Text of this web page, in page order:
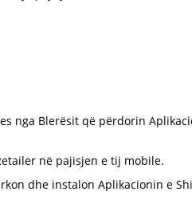
nga Blerësit që përdorin
në pajisjen e tij mobile.
dhe instalon Aplikacionin e